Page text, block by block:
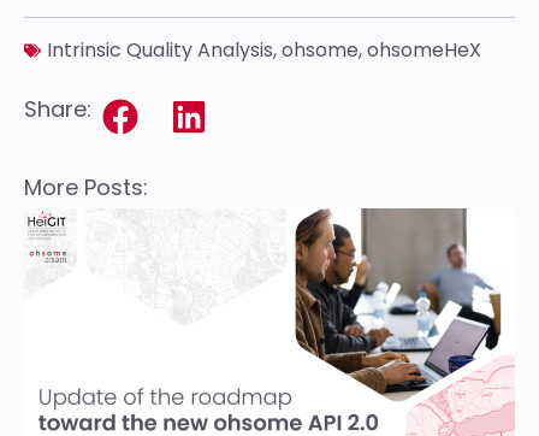
Intrinsic Quality Analysis,ohsome,ohsomeHeX
Share:
More Posts: